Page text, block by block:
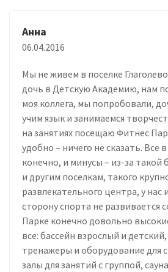
Анна
06.04.2016
Мы не живем в поселке
дочь в Детскую Академию, нам
моя коллега, мы попробовали,
учим язык и занимаемся
на занятиях посещаю Фитнес
удобно – ничего не сказать. Все
конечно, и минусы – из-за такой
и другим поселкам, такого
развлекательного центра, у нас
сторону спорта не развивается
Парке конечно довольно
все: бассейн взрослый и
тренажеры и оборудование для
залы для занятий с группой,